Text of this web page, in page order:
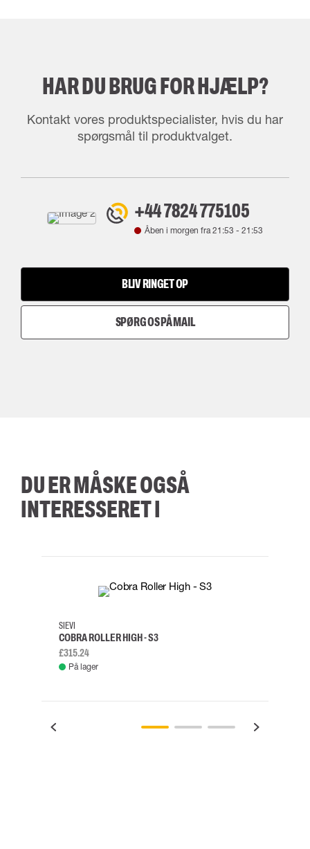
HAR DU BRUG FOR HJÆLP?
Kontakt vores produktspecialister, hvis du har
spørgsmål til produktvalget.
+44 7824 775105
Åben i morgen fra21:53 - 21:53
BLIV RINGET OP
SPØRG OS PÅ MAIL
DU ER MÅSKE OGSÅ
INTERESSERET I
38
SIEVI
COBRA ROLLER HIGH - S3
£315.24
På lager